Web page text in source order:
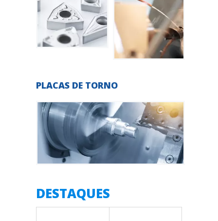
PLACAS DE TORNO
DESTAQUES